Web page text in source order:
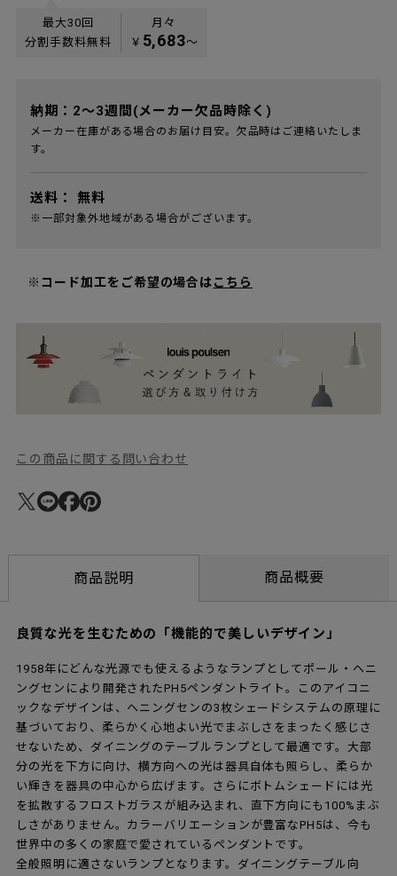
最大30回
分割手数料無料
月々
￥ 5,683〜
納期：2～3週間(メーカー欠品時除く)
メーカー在庫がある場合のお届け目安。欠品時はご連絡いたしま
す。
送料： 無料
※一部対象外地域がある場合がございます。
※コード加工をご希望の場合はこちら
この商品に関する問い合わせ
商品説明 商品概要
良質な光を生むための「機能的で美しいデザイン」
1958年にどんな光源でも使えるようなランプとしてポール・ヘニ
ングセンにより開発されたPH5ペンダントライト。このアイコニ
ックなデザインは、ヘニングセンの3枚シェードシステムの原理に
基づいており、柔らかく心地よい光でまぶしさをまったく感じさ
せないため、ダイニングのテーブルランプとして最適です。大部
分の光を下方に向け、横方向への光は器具自体も照らし、柔らか
い輝きを器具の中心から広げます。さらにボトムシェードには光
を拡散するフロストガラスが組み込まれ、直下方向にも100%まぶ
しさがありません。カラーバリエーションが豊富なPH5は、今も
世界中の多くの家庭で愛されているペンダントです。
全般照明に適さないランプとなります。ダイニングテーブル向